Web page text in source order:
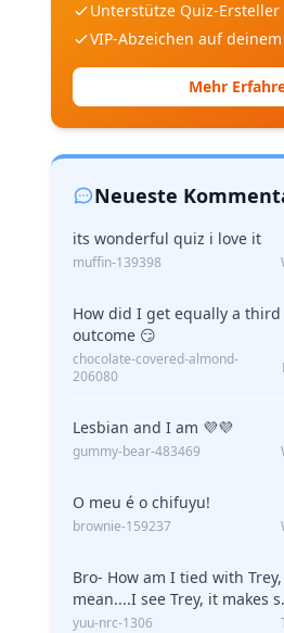
Unterstütze Quiz-Ersteller
VIP-Abzeichen auf
Mehr
Neueste
its wonderful quiz i love it
muffin-139398
How did I get equally a
outcome 😏
chocolate-covered-almond-
206080
Lesbian and I am 💜💜
gummy-bear-483469
O meu é o chifuyu!
brownie-159237
Bro- How am I tied with
mean....I see Trey, it makes
yuu-nrc-1306